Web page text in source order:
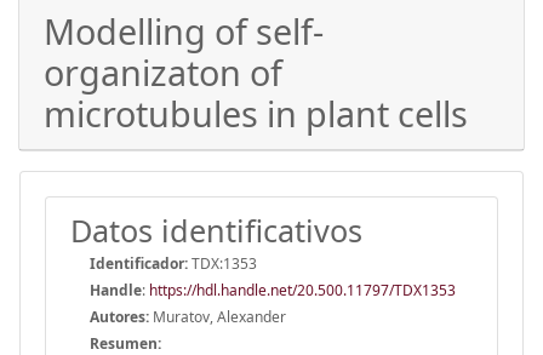
Modelling of self-
organizaton of
microtubules in plant cells
Datos identificativos
Identificador:TDX:1353
Handle: https://hdl.handle.net/20.500.11797/TDX1353
Autores: Muratov, Alexander
Resumen: